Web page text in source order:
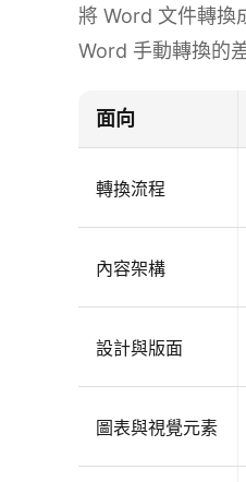
將 Word 文件轉換
Word 手動轉換的
面向
轉換流程
內容架構
設計與版面
圖表與視覺元素